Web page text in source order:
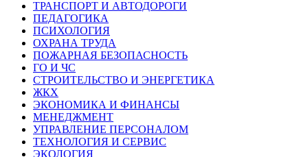
ТРАНСПОРТ И АВТОДОРОГИ
ПЕДАГОГИКА
ПСИХОЛОГИЯ
ОХРАНА ТРУДА
ПОЖАРНАЯ БЕЗОПАСНОСТЬ
ГО И ЧС
СТРОИТЕЛЬСТВО И ЭНЕРГЕТИКА
ЖКХ
ЭКОНОМИКА И ФИНАНСЫ
МЕНЕДЖМЕНТ
УПРАВЛЕНИЕ ПЕРСОНАЛОМ
ТЕХНОЛОГИЯ И СЕРВИС
ЭКОЛОГИЯ